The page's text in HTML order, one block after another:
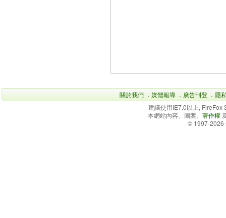
關於我們 ． 媒體報導 ． 廣告刊登 ． 隱
建議使用IE7.0以上,
本網站內容、圖案、 著作權
© 1997-2026